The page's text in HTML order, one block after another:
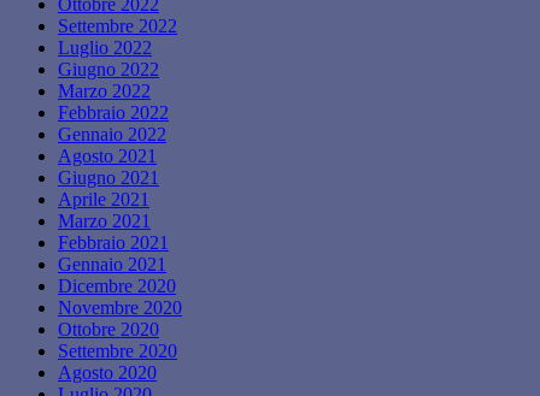
Ottobre 2022
Settembre 2022
Luglio 2022
Giugno 2022
Marzo 2022
Febbraio 2022
Gennaio 2022
Agosto 2021
Giugno 2021
Aprile 2021
Marzo 2021
Febbraio 2021
Gennaio 2021
Dicembre 2020
Novembre 2020
Ottobre 2020
Settembre 2020
Agosto 2020